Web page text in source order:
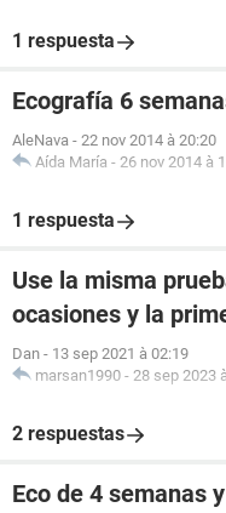
1 respuesta
Ecografía 6
AleNava - 22 nov 2014 à 20:20
Aída María - 26 nov 2014 à
1 respuesta
Use la misma
ocasiones y la
Dan - 13 sep 2021 à 02:19
marsan1990 - 28 sep 2023
2 respuestas
Eco de 4 semanas